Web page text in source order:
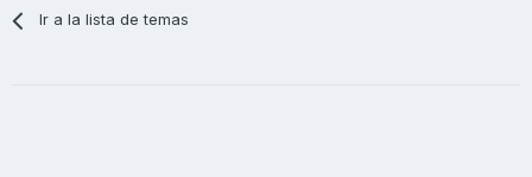
Ir a la lista de temas